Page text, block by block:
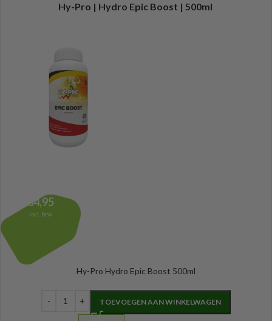
Hy-Pro | Hydro Epic Boost | 500ml
34,95
Incl. btw
Hy-Pro Hydro Epic Boost 500ml
TOEVOEGEN AAN WINKELWAGEN